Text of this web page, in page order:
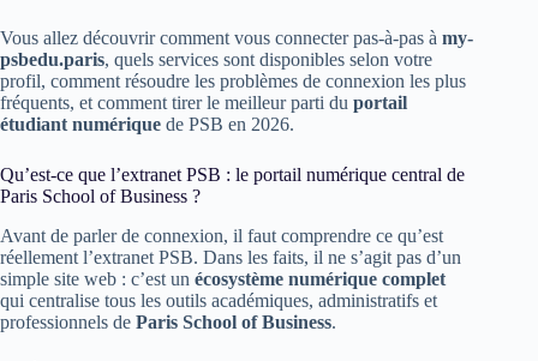
Vous allez découvrir comment vous connecter pas-à-pas à my-
psbedu.paris, quels services sont disponibles selon votre
profil, comment résoudre les problèmes de connexion les plus
fréquents, et comment tirer le meilleur parti du portail
étudiant numérique de PSB en 2026.
Qu’est-ce que l’extranet PSB : le portail numérique central de
Paris School of Business ?
Avant de parler de connexion, il faut comprendre ce qu’est
réellement l’extranet PSB. Dans les faits, il ne s’agit pas d’un
simple site web : c’est un écosystème numérique complet
qui centralise tous les outils académiques, administratifs et
professionnels de Paris School of Business.